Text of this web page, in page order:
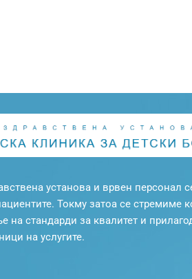
установа и врвен персонал
Токму затоа се стремиме
на стандарди за квалитет и
на услугите.